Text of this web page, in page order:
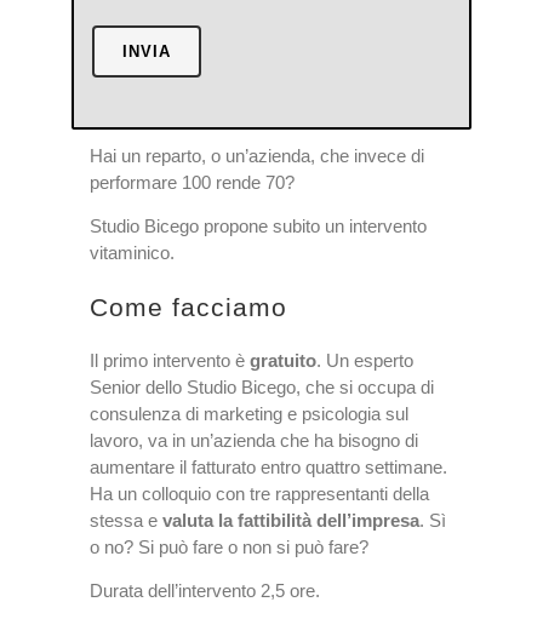
Hai un reparto, o un’azienda, che invece di
performare 100 rende 70?
Studio Bicego propone subito un intervento
vitaminico.
Come facciamo
Il primo intervento è gratuito. Un esperto
Senior dello Studio Bicego, che si occupa di
consulenza di marketing e psicologia sul
lavoro, va in un’azienda che ha bisogno di
aumentare il fatturato entro quattro settimane.
Ha un colloquio con tre rappresentanti della
stessa e valuta la fattibilità dell’impresa. Sì
o no? Si può fare o non si può fare?
Durata dell’intervento 2,5 ore.